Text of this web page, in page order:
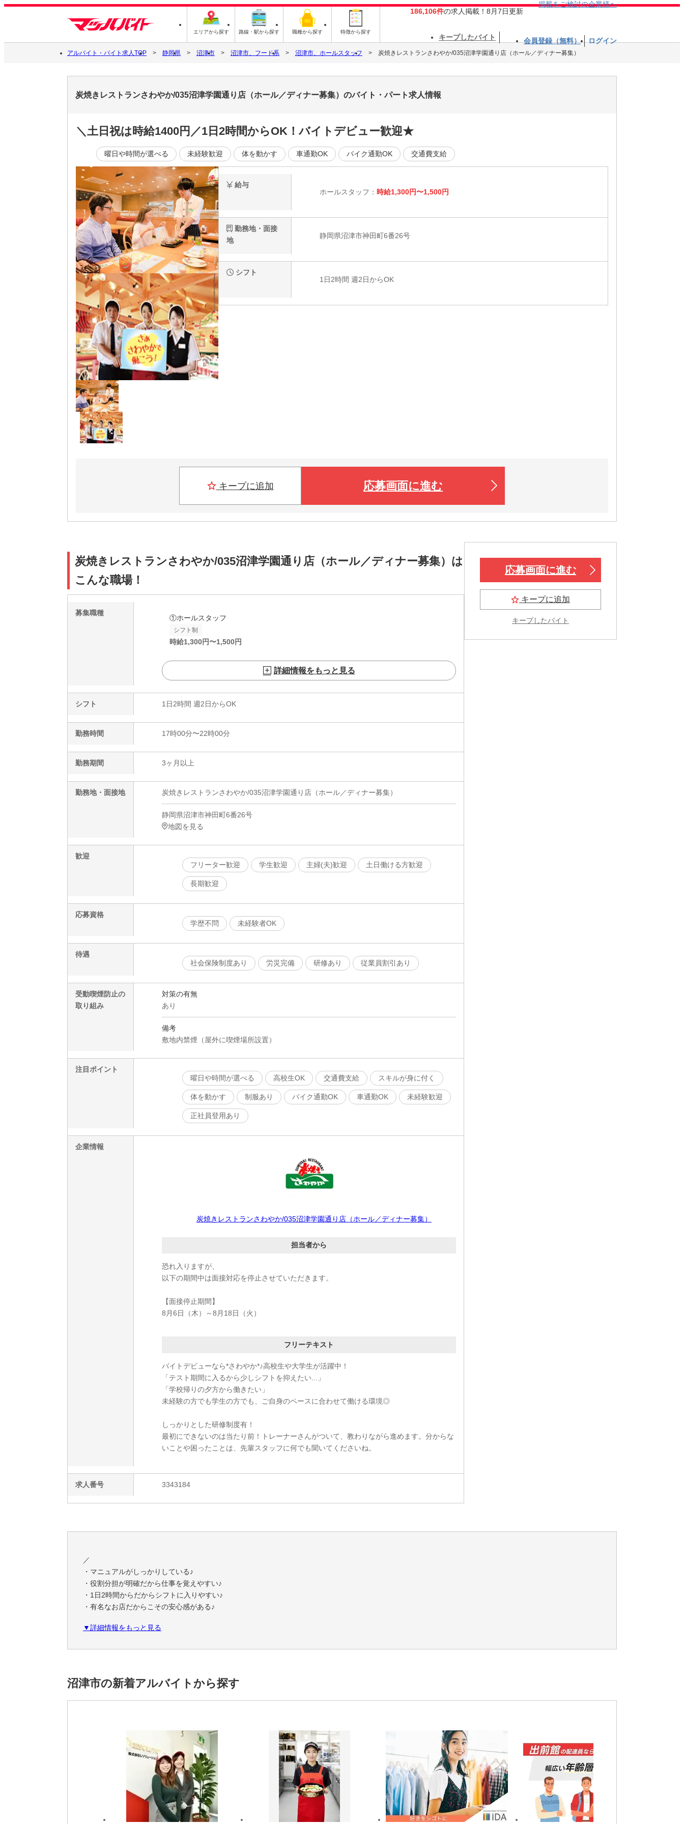
エリアから探す 路線・駅から探す 職種から探す 特徴から探す
186,106件の求人掲載！8月7日更新
掲載をご検討の企業様へ
キープしたバイト 会員登録（無料） ログイン
アルバイト・バイト求人TOP 静岡県 沼津市 沼津市、フード系 沼津市、ホールスタッフ 炭焼きレストランさわやか/035沼津学園通り店（ホール／ディナー募集）
炭焼きレストランさわやか/035沼津学園通り店（ホール／ディナー募集）のバイト・パート求人情報
＼土日祝は時給1400円／1日2時間からOK！バイトデビュー歓迎★
曜日や時間が選べる 未経験歓迎 体を動かす 車通勤OK バイク通勤OK 交通費支給
給与
ホールスタッフ： 時給1,300円〜1,500円
勤務地・面接
地
静岡県沼津市神田町6番26号
シフト
1日2時間 週2日からOK
キープに追加 応募画面に進む
炭焼きレストランさわやか/035沼津学園通り店（ホール／ディナー募集）は
こんな職場！
募集職種
①ホールスタッフ
シフト制
時給1,300円〜1,500円
詳細情報をもっと見る
シフト 1日2時間 週2日からOK
勤務時間 17時00分〜22時00分
勤務期間 3ヶ月以上
勤務地・面接地 炭焼きレストランさわやか/035沼津学園通り店（ホール／ディナー募集）
静岡県沼津市神田町6番26号
地図を見る
歓迎
フリーター歓迎
学生歓迎 主婦(夫)歓迎 土日働ける方歓迎
長期歓迎
応募資格
学歴不問
未経験者OK
待遇
社会保険制度あり
労災完備 研修あり 従業員割引あり
受動喫煙防止の
取り組み
対策の有無
あり
備考
敷地内禁煙（屋外に喫煙場所設置）
注目ポイント
曜日や時間が選べる
高校生OK 交通費支給 スキルが身に付く
体を動かす 制服あり バイク通勤OK 車通勤OK 未経験歓迎
正社員登用あり
企業情報
炭焼きレストランさわやか/035沼津学園通り店（ホール／ディナー募集）
担当者から
恐れ入りますが、
以下の期間中は面接対応を停止させていただきます。
【面接停止期間】
8月6日（木）～8月18日（火）
フリーテキスト
バイトデビューなら*さわやか*♪高校生や大学生が活躍中！
「テスト期間に入るから少しシフトを抑えたい...」
「学校帰りの夕方から働きたい」
未経験の方でも学生の方でも、ご自身のペースに合わせて働ける環境◎
しっかりとした研修制度有！
最初にできないのは当たり前！トレーナーさんがついて、教わりながら進めます。分からな
いことや困ったことは、先輩スタッフに何でも聞いてくださいね。
求人番号 3343184
応募画面に進む
キープに追加
キープしたバイト
／
・マニュアルがしっかりしている♪
・役割分担が明確だから仕事を覚えやすい♪
・1日2時間からだからシフトに入りやすい♪
・有名なお店だからこその安心感がある♪
＼
▼詳細情報をもっと見る
沼津市の新着アルバイトから探す